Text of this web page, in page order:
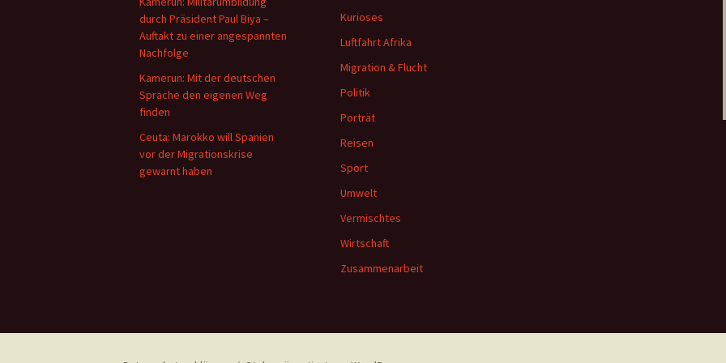
durch Präsident Paul Biya –
Auftakt zu einer angespannten
Nachfolge
Kamerun: Mit der deutschen
Sprache den eigenen Weg
finden
Ceuta: Marokko will Spanien
vor der Migrationskrise
gewarnt haben
Kurioses
Luftfahrt Afrika
Migration & Flucht
Politik
Porträt
Reisen
Sport
Umwelt
Vermischtes
Wirtschaft
Zusammenarbeit